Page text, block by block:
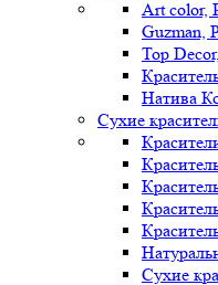
Art color,
Guzman,
Top
Натива
Сухие
Сухие